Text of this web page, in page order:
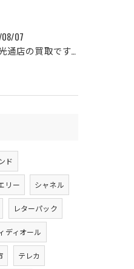
07
青森観光通店の買取です。
ド
リー シャネル
レターパック
ディオール
テレカ